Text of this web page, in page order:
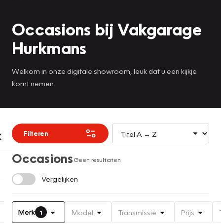
Occasions bij Vakgarage
Hurkmans
Welkom in onze digitale showroom, leuk dat u een kijkje
komt nemen.
Filteren
OccasionsGeen resultaten
Vergelijken
Merk 1 Model Transmissie Prijs